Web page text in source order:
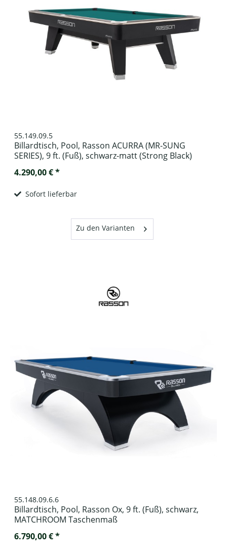
55.149.09.5
Billardtisch, Pool, Rasson ACURRA (MR-SUNG
SERIES), 9 ft. (Fuß), schwarz-matt (Strong Black)
4.290,00 € *
Sofort lieferbar
Zu den Varianten
55.148.09.6.6
Billardtisch, Pool, Rasson Ox, 9 ft. (Fuß), schwarz,
MATCHROOM Taschenmaß
6.790,00 € *